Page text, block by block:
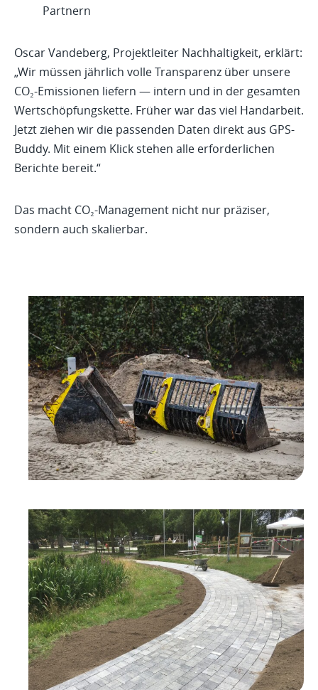
Partnern
Oscar Vandeberg, Projektleiter Nachhaltigkeit, erklärt:
„Wir müssen jährlich volle Transparenz über unsere
CO₂-Emissionen liefern — intern und in der gesamten
Wertschöpfungskette. Früher war das viel Handarbeit.
Jetzt ziehen wir die passenden Daten direkt aus GPS-
Buddy. Mit einem Klick stehen alle erforderlichen
Berichte bereit.“
Das macht CO₂-Management nicht nur präziser,
sondern auch skalierbar.